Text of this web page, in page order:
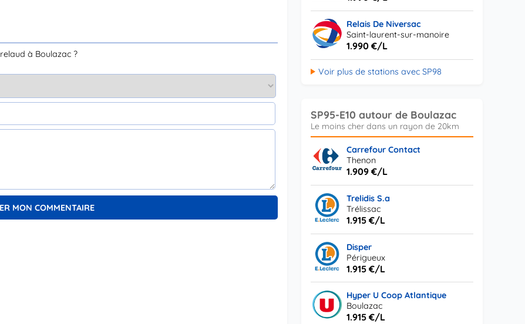
à Boulazac ?
Relais De Niversac
Saint-laurent-sur-manoire
1.990 €/L
Voir plus de stations avec SP98
SP95-E10 autour de Boulazac
Carrefour Contact
Thenon
1.909 €/L
Trelidis S.a
Trélissac
1.915 €/L
Disper
Périgueux
1.915 €/L
Hyper U Coop Atlantique
Boulazac
1.915 €/L